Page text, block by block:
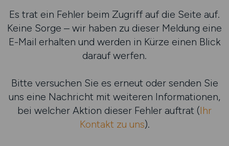
Es trat ein Fehler beim Zugriff auf die Seite auf.
Keine Sorge – wir haben zu dieser Meldung eine
E-Mail erhalten und werden in Kürze einen Blick
darauf werfen.
Bitte versuchen Sie es erneut oder senden Sie
uns eine Nachricht mit weiteren Informationen,
bei welcher Aktion dieser Fehler auftrat (Ihr
Kontakt zu uns).